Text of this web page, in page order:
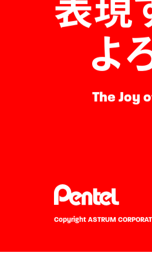
表現
よ
The Joy
Copyright ASTRUM